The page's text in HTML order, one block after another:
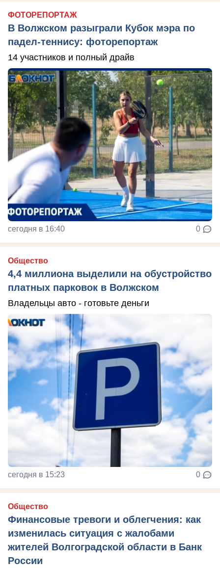
ФОТОРЕПОРТАЖ
В Волжском разыграли Кубок мэра по
падел-теннису: фоторепортаж
14 участников и полный драйв
сегодня в 16:40 0
Общество
4,4 миллиона выделили на обустройство
платных парковок в Волжском
Владельцы авто - готовьте деньги
сегодня в 15:23 0
Общество
Финансовые тревоги и облегчения: как
изменилась ситуация с жалобами
жителей Волгоградской области в Банк
России